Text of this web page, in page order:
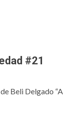
#21
Beli Delgado